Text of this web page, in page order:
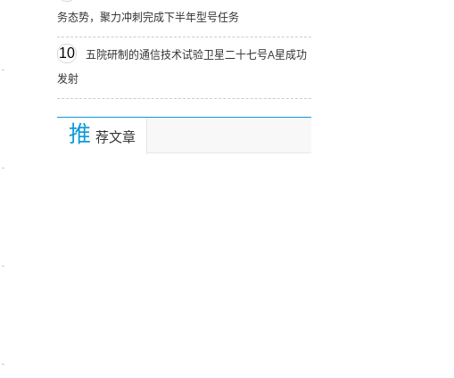
务态势，聚力冲刺完成下半年型号任务
10
五院研制的通信技术试验卫星二十七号A星成功
发射
推 荐文章